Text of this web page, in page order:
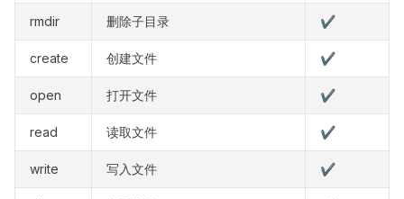
rmdir 删除子目录 ✔️
create 创建文件 ✔️
open 打开文件 ✔️
read 读取文件 ✔️
write 写入文件 ✔️